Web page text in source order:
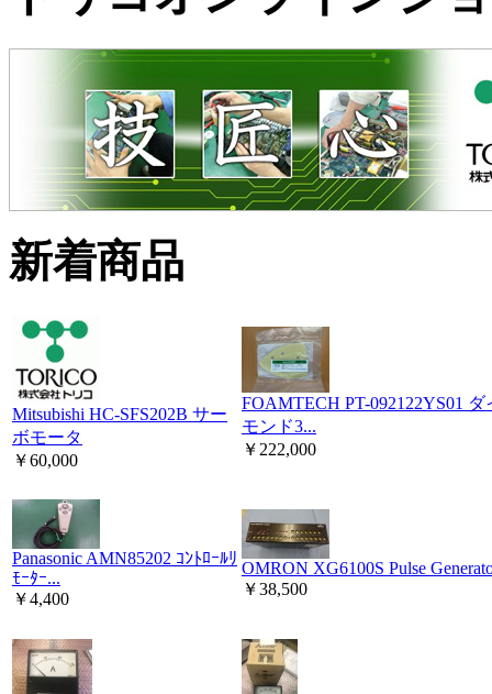
新着商品
Mitsubishi HC-SFS202B サー
ボモータ
￥60,000
FOAMTECH PT-092122YS01 ダ
モンド3...
￥222,000
Panasonic AMN85202 ｺﾝﾄﾛｰﾙﾘ
ﾓｰﾀｰ...
￥4,400
OMRON XG6100S Pulse
￥38,500